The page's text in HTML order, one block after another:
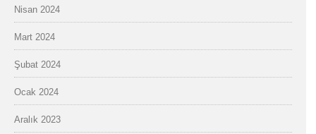
Nisan 2024
Mart 2024
Şubat 2024
Ocak 2024
Aralık 2023